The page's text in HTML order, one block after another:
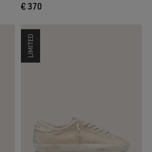
€ 370
LIMITED